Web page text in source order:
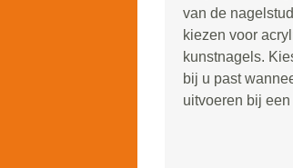
van de
kiezen voor
kunstnagels.
bij u past
uitvoeren bij